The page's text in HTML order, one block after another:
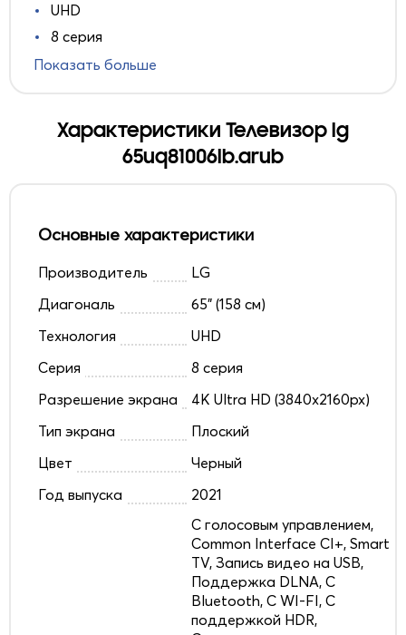
UHD
8 серия
Показать больше
Характеристики Телевизор lg
65uq81006lb.arub
Основные характеристики
Производитель
LG
Диагональ
65" (158 см)
Технология
UHD
Серия
8 серия
Разрешение экрана
4K Ultra HD (3840x2160px)
Тип экрана
Плоский
Цвет
Черный
Год выпуска
2021
C голосовым управлением,
Common Interface CI+, Smart
TV, Запись видео на USB,
Поддержка DLNA, С
Bluetooth, С WI-FI, С
поддержкой HDR,